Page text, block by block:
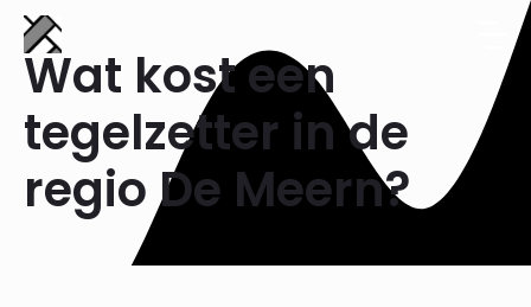
Wat kost een
tegelzetter in de
regio De Meern?